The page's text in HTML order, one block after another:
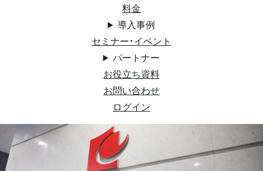
料金
導入事例
セミナー・イベント
パートナー
お役立ち資料
お問い合わせ
ログイン